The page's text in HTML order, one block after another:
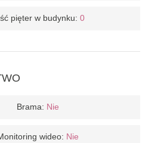
pięter w budynku: 0
Brama: Nie
wideo: Nie